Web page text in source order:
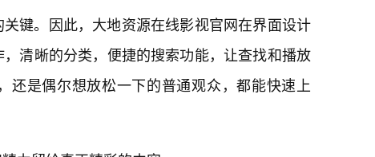
键。因此，大地资源在线影视官网在界面设计
清晰的分类，便捷的搜索功能，让查找和播放
还是偶尔想放松一下的普通观众，都能快速上